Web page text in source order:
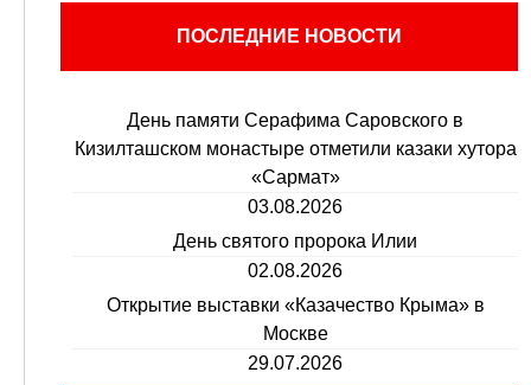
ПОСЛЕДНИЕ НОВОСТИ
День памяти Серафима Саровского в
Кизилташском монастыре отметили казаки хутора
«Сармат»
03.08.2026
День святого пророка Илии
02.08.2026
Открытие выставки «Казачество Крыма» в
Москве
29.07.2026